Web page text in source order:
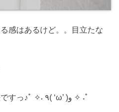
感はあるけど。。目立たな
建具全般に使える補修方法ですっ♪ﾟ ✧˖ ٩( ‘ω’ )و ✧ ˖ﾟ